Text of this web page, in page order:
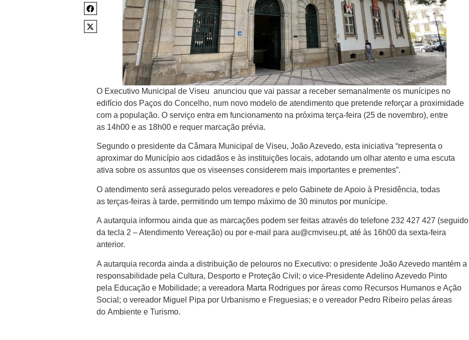
O Executivo Municipal de Viseu anunciou que vai passar a receber semanalmente os munícipes no
edifício dos Paços do Concelho, num novo modelo de atendimento que pretende reforçar a proximidade
com a população. O serviço entra em funcionamento na próxima terça-feira (25 de novembro), entre
as 14h00 e as 18h00 e requer marcação prévia.
Segundo o presidente da Câmara Municipal de Viseu, João Azevedo, esta iniciativa “representa o
aproximar do Município aos cidadãos e às instituições locais, adotando um olhar atento e uma escuta
ativa sobre os assuntos que os viseenses considerem mais importantes e prementes”.
O atendimento será assegurado pelos vereadores e pelo Gabinete de Apoio à Presidência, todas
as terças-feiras à tarde, permitindo um tempo máximo de 30 minutos por munícipe.
A autarquia informou ainda que as marcações podem ser feitas através do telefone 232 427 427 (seguido
da tecla 2 – Atendimento Vereação) ou por e-mail paraau@cmviseu.pt, até às 16h00 da sexta-feira
anterior.
A autarquia recorda ainda a distribuição de pelouros no Executivo: o presidente João Azevedo mantém a
responsabilidade pela Cultura, Desporto e Proteção Civil; o vice-Presidente Adelino Azevedo Pinto
pela Educação e Mobilidade; a vereadora Marta Rodrigues por áreas como Recursos Humanos e Ação
Social; o vereador Miguel Pipa por Urbanismo e Freguesias; e o vereador Pedro Ribeiro pelas áreas
do Ambiente e Turismo.